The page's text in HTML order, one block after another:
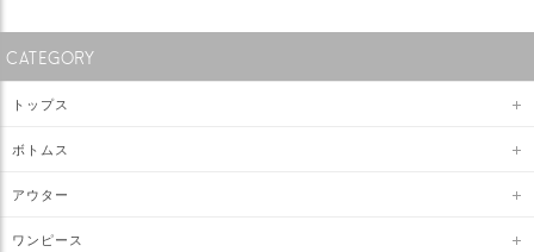
CATEGORY
トップス
ボトムス
アウター
ワンピース